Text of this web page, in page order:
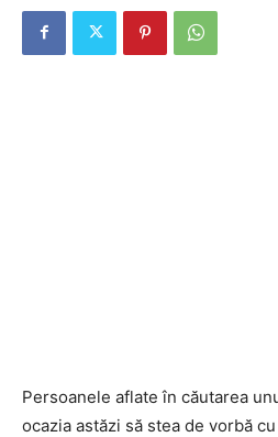
Persoanele aflate în căutarea
ocazia astăzi să stea de vorbă